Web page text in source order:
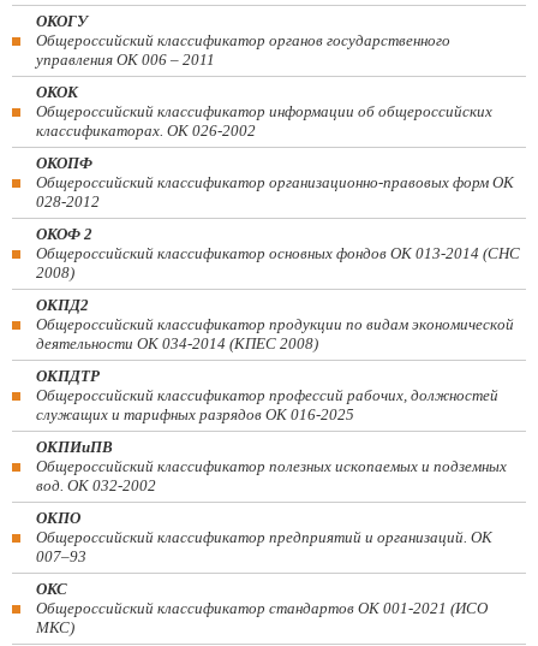
ОКОГУ
Общероссийский классификатор органов государственного
управления ОК 006 – 2011
ОКОК
Общероссийский классификатор информации об общероссийских
классификаторах. ОК 026-2002
ОКОПФ
Общероссийский классификатор организационно-правовых форм ОК
028-2012
ОКОФ 2
Общероссийский классификатор основных фондов ОК 013-2014 (СНС
2008)
ОКПД2
Общероссийский классификатор продукции по видам экономической
деятельности ОК 034-2014 (КПЕС 2008)
ОКПДТР
Общероссийский классификатор профессий рабочих, должностей
служащих и тарифных разрядов ОК 016-2025
ОКПИиПВ
Общероссийский классификатор полезных ископаемых и подземных
вод. ОК 032-2002
ОКПО
Общероссийский классификатор предприятий и организаций. ОК
007–93
ОКС
Общероссийский классификатор стандартов ОК 001-2021 (ИСО
МКС)